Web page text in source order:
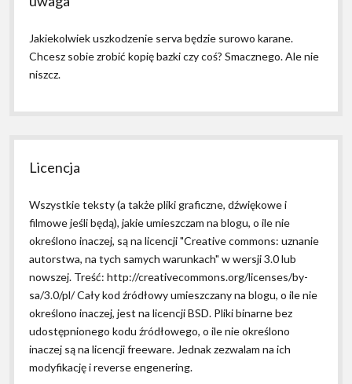
Jakiekolwiek uszkodzenie serva będzie surowo karane.
Chcesz sobie zrobić kopię bazki czy coś? Smacznego. Ale nie
niszcz.
Licencja
Wszystkie teksty (a także pliki graficzne, dźwiękowe i
filmowe jeśli będą), jakie umieszczam na blogu, o ile nie
określono inaczej, są na licencji "Creative commons: uznanie
autorstwa, na tych samych warunkach" w wersji 3.0 lub
nowszej. Treść: http://creativecommons.org/licenses/by-
sa/3.0/pl/ Cały kod źródłowy umieszczany na blogu, o ile nie
określono inaczej, jest na licencji BSD. Pliki binarne bez
udostępnionego kodu źródłowego, o ile nie określono
inaczej są na licencji freeware. Jednak zezwalam na ich
modyfikację i reverse engenering.